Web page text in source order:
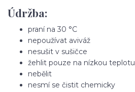
Údržba:
praní na 30 °C
nepoužívat aviváž
nesušit v sušičce
žehlit pouze na nízkou teplotu
nebělit
nesmí se čistit chemicky